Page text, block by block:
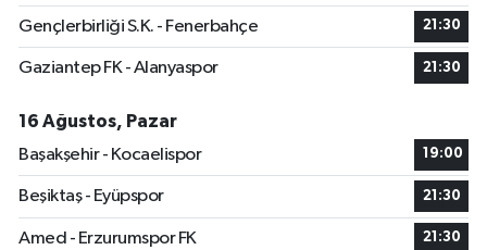
Gençlerbirliği S.K. - Fenerbahçe 21:30
Gaziantep FK - Alanyaspor 21:30
16 Ağustos, Pazar
Başakşehir - Kocaelispor
19:00
Beşiktaş - Eyüpspor 21:30
Amed - Erzurumspor FK 21:30